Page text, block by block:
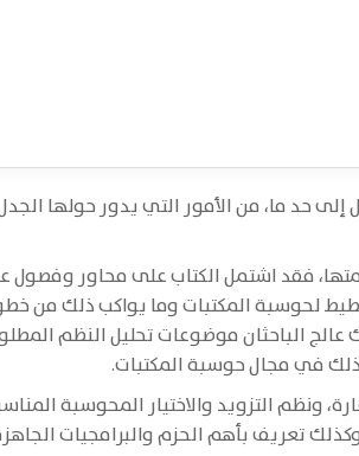
حد ما، من الأمور التي يدور حولها
فقد اشتمل الكتاب على محاور
لحوسبة المكتبات وما يواكب ذلك من
عالج الباحثان موضوعات تحليل النظم
في مجال حوسبة المكتبات.
ونظم التزويد والاختيار المحوسبة
تعريف بأهم الحزم والبرامجيات